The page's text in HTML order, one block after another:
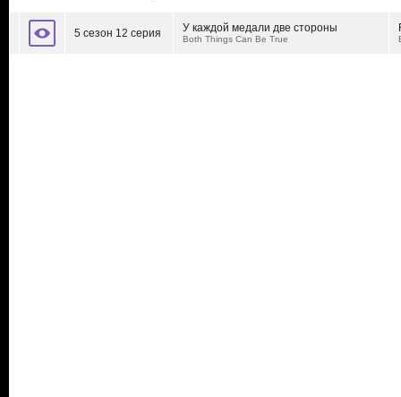
5 сезон 12 серия У каждой медали две стороны
Both Things Can Be True